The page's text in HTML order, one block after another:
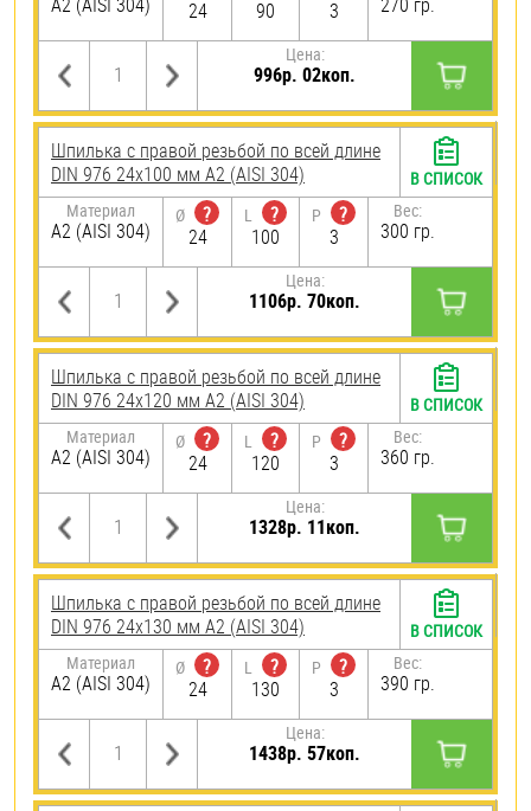
24
90
3
Цена:
996р. 02коп.
Шпилька с правой резьбой по всей длине
DIN 976 24х100 мм А2 (AISI 304)
Материал
А2 (AISI 304)
Ø
?
24
L
?
100
P
?
3
Вес:
300 гр.
Цена:
1106р. 70коп.
В СПИСОК
Шпилька с правой резьбой по всей длине
DIN 976 24х120 мм А2 (AISI 304)
Материал
А2 (AISI 304)
Ø
?
24
L
?
120
P
?
3
Вес:
360 гр.
Цена:
1328р. 11коп.
В СПИСОК
Шпилька с правой резьбой по всей длине
DIN 976 24х130 мм А2 (AISI 304)
Материал
А2 (AISI 304)
Ø
?
24
L
?
130
P
?
3
Вес:
390 гр.
Цена:
1438р. 57коп.
В СПИСОК